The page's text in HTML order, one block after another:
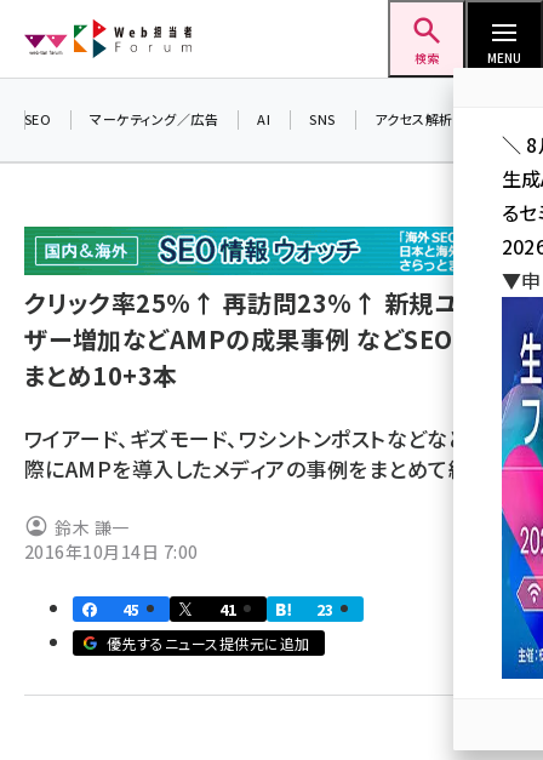
ン
検索 MENU
seo (3532)
ai (2814)
youtube (2441)
セミナー (2310)
meo (1277)
SEO マーケティング／広告 AI SNS アクセス解析／データ分析
クリック率25%↑ 再訪問23%↑ 新規ユー
ザー増加などAMPの成果事例 などSEO記事
まとめ10+3本
ワイアード、ギズモード、ワシントンポストなどなど、実
際にAMPを導入したメディアの事例をまとめて紹介
鈴木 謙一
2016年10月14日 7:00
45 41
23
優先するニュース提供元に追加
＼ 8
生
る
▼申